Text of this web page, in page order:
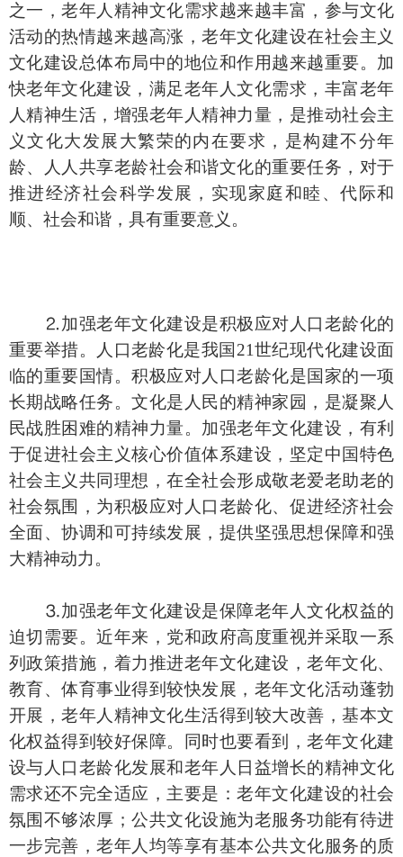
之一，老年人精神文化需求越来越丰富，参与文化
活动的热情越来越高涨，老年文化建设在社会主义
文化建设总体布局中的地位和作用越来越重要。加
快老年文化建设，满足老年人文化需求，丰富老年
人精神生活，增强老年人精神力量，是推动社会主
义文化大发展大繁荣的内在要求，是构建不分年
龄、人人共享老龄社会和谐文化的重要任务，对于
推进经济社会科学发展，实现家庭和睦、代际和
顺、社会和谐，具有重要意义。
⒉加强老年文化建设是积极应对人口老龄化的
重要举措。人口老龄化是我国21世纪现代化建设面
临的重要国情。积极应对人口老龄化是国家的一项
长期战略任务。文化是人民的精神家园，是凝聚人
民战胜困难的精神力量。加强老年文化建设，有利
于促进社会主义核心价值体系建设，坚定中国特色
社会主义共同理想，在全社会形成敬老爱老助老的
社会氛围，为积极应对人口老龄化、促进经济社会
全面、协调和可持续发展，提供坚强思想保障和强
大精神动力。
⒊加强老年文化建设是保障老年人文化权益的
迫切需要。近年来，党和政府高度重视并采取一系
列政策措施，着力推进老年文化建设，老年文化、
教育、体育事业得到较快发展，老年文化活动蓬勃
开展，老年人精神文化生活得到较大改善，基本文
化权益得到较好保障。同时也要看到，老年文化建
设与人口老龄化发展和老年人日益增长的精神文化
需求还不完全适应，主要是：老年文化建设的社会
氛围不够浓厚；公共文化设施为老服务功能有待进
一步完善，老年人均等享有基本公共文化服务的质